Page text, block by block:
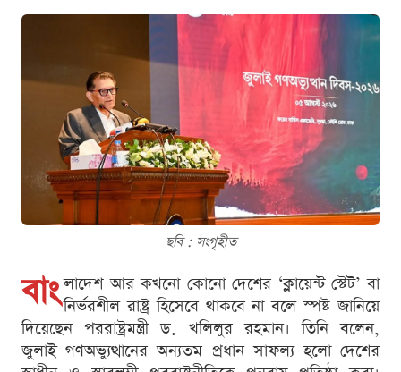
ছবি : সংগৃহীত
বাং লাদেশ আর কখনো কোনো দেশের ‘ক্লায়েন্ট স্টেট’ বা
নির্ভরশীল রাষ্ট্র হিসেবে থাকবে না বলে স্পষ্ট জানিয়ে
দিয়েছেন পররাষ্ট্রমন্ত্রী ড. খলিলুর রহমান। তিনি বলেন,
জুলাই গণঅভ্যুত্থানের অন্যতম প্রধান সাফল্য হলো দেশের